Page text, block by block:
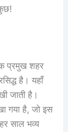
प्रमुख शहर
है। यहाँ
जाती है।
गया है, जो इस
साल भव्य